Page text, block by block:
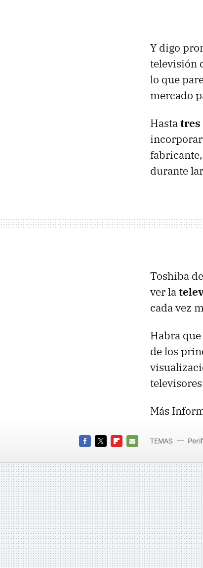
Y digo
televisión
lo que
mercado
Hastatres
durante
Toshiba
ver la
cada vez
Habra
de los
Más
MAIL
TEMAS